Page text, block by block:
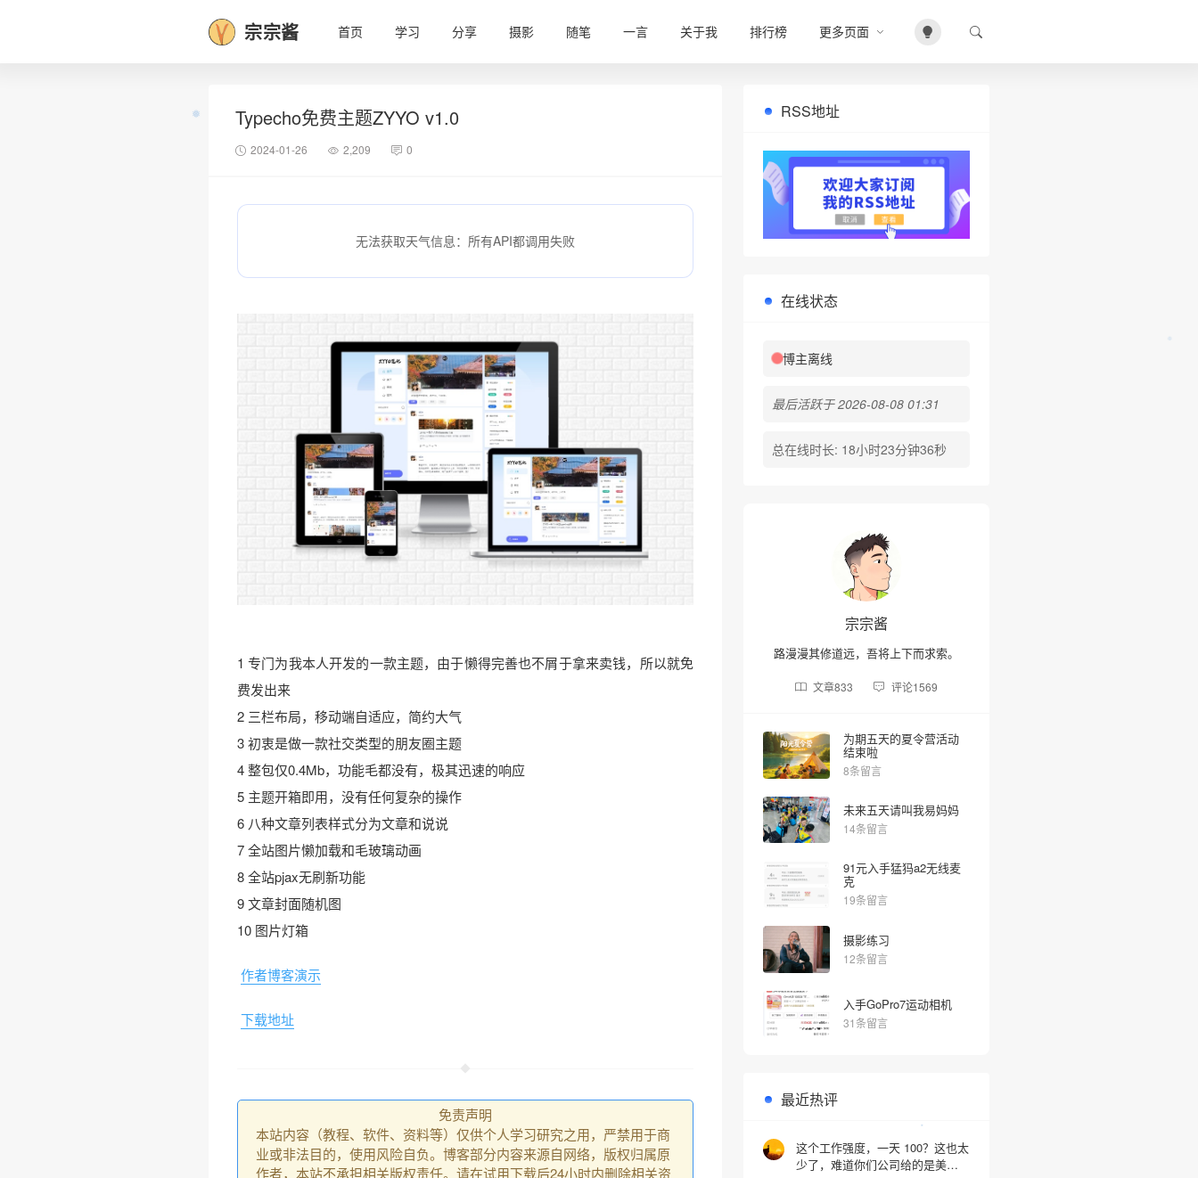
宗宗酱 首页 学习 分享 摄影 随笔 一言 关于我 排行榜 更多页面
Typecho免费主题ZYYO v1.0
2024-01-26 2,209 0
无法获取天气信息：所有API都调用失败
1 专门为我本人开发的一款主题，由于懒得完善也不屑于拿来卖钱，所以就免
费发出来
2 三栏布局，移动端自适应，简约大气
3 初衷是做一款社交类型的朋友圈主题
4 整包仅0.4Mb，功能毛都没有，极其迅速的响应
5 主题开箱即用，没有任何复杂的操作
6 八种文章列表样式分为文章和说说
7 全站图片懒加载和毛玻璃动画
8 全站pjax无刷新功能
9 文章封面随机图
10 图片灯箱
作者博客演示
下载地址
免责声明
本站内容（教程、软件、资料等）仅供个人学习研究之用，严禁用于商
业或非法目的，使用风险自负。博客部分内容来源自网络，版权归属原
作者，本站不承担相关版权责任。请在试用下载后24小时内删除相关资
RSS地址
在线状态
博主离线
最后活跃于 2026-08-08 01:31
总在线时长: 18小时23分钟36秒
宗宗酱
路漫漫其修道远，吾将上下而求索。
文章833 评论1569
为期五天的夏令营活动
结束啦
8条留言
未来五天请叫我易妈妈
14条留言
91元入手猛犸a2无线麦
克
19条留言
摄影练习
12条留言
入手GoPro7运动相机
31条留言
最近热评
这个工作强度，一天 100？这也太
少了，难道你们公司给的是美元